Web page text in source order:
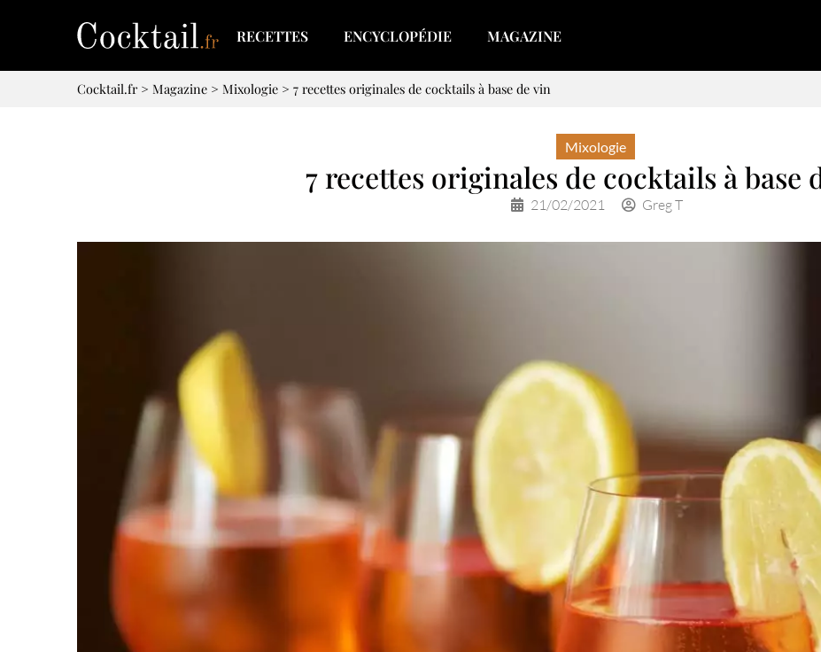
RECETTES ENCYCLOPÉDIE MAGAZINE
Cocktail.fr> Magazine > Mixologie > 7 recettes originales de cocktails à base de vin
Mixologie
7 recettes originales de cocktails à base
21/02/2021 Greg T